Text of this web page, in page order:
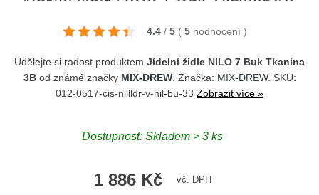
4.4 / 5 ( 5 hodnocení )
Udělejte si radost produktem Jídelní židle NILO 7 Buk Tkanina
3Bod známé značky MIX-DREW. Značka: MIX-DREW. SKU:
012-0517-cis-niilldr-v-nil-bu-33 Zobrazit více »
Dostupnost: Skladem > 3 ks
1 886 Kč vč. DPH